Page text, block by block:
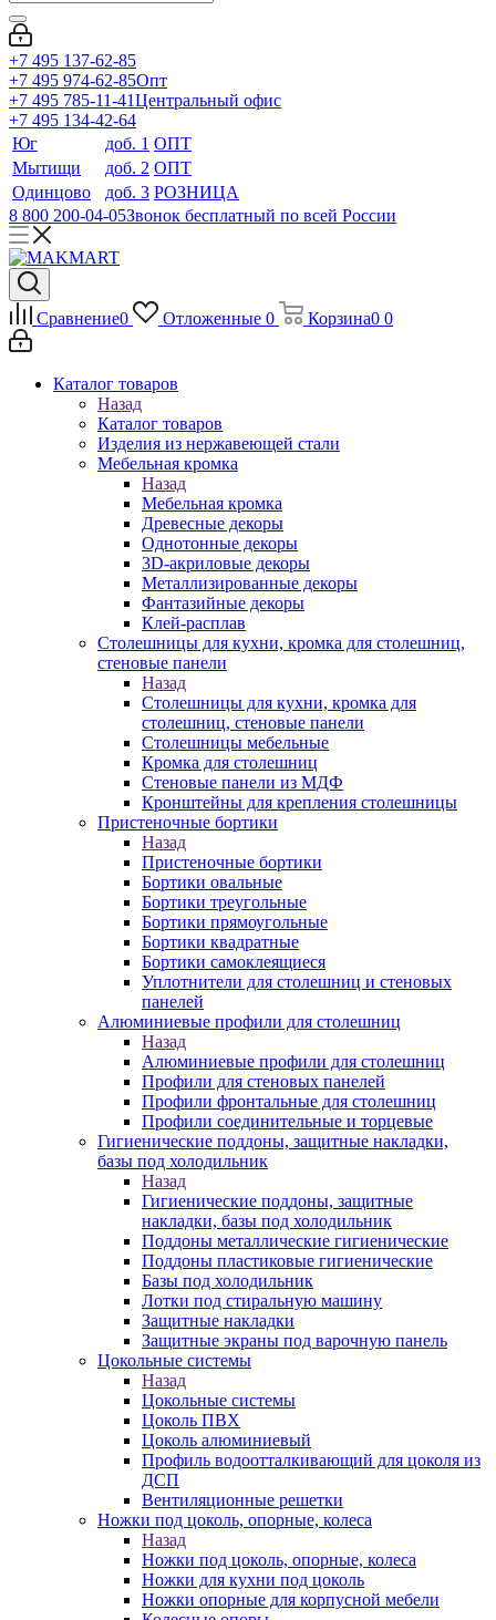
+7 495 137-62-85
+7 495 974-62-85Опт
+7 495 785-11-41Центральный офис
+7 495 134-42-64
Юг
доб. 1 ОПТ
Мытищи
доб. 2 ОПТ
Одинцово
доб. 3 РОЗНИЦА
8 800 200-04-05Звонок бесплатный по всей России
Сравнение0 Отложенные 0 Корзина0 0
Каталог товаров
Назад
Каталог товаров
Изделия из нержавеющей стали
Мебельная кромка
Назад
Мебельная кромка
Древесные декоры
Однотонные декоры
3D-акриловые декоры
Металлизированные декоры
Фантазийные декоры
Клей-расплав
Столешницы для кухни, кромка для столешниц,
стеновые панели
Назад
Столешницы для кухни, кромка для
столешниц, стеновые панели
Столешницы мебельные
Кромка для столешниц
Стеновые панели из МДФ
Кронштейны для крепления столешницы
Пристеночные бортики
Назад
Пристеночные бортики
Бортики овальные
Бортики треугольные
Бортики прямоугольные
Бортики квадратные
Бортики самоклеящиеся
Уплотнители для столешниц и стеновых
панелей
Алюминиевые профили для столешниц
Назад
Алюминиевые профили для столешниц
Профили для стеновых панелей
Профили фронтальные для столешниц
Профили соединительные и торцевые
Гигиенические поддоны, защитные накладки,
базы под холодильник
Назад
Гигиенические поддоны, защитные
накладки, базы под холодильник
Поддоны металлические гигиенические
Поддоны пластиковые гигиенические
Базы под холодильник
Лотки под стиральную машину
Защитные накладки
Защитные экраны под варочную панель
Цокольные системы
Назад
Цокольные системы
Цоколь ПВХ
Цоколь алюминиевый
Профиль водоотталкивающий для цоколя из
ДСП
Вентиляционные решетки
Ножки под цоколь, опорные, колеса
Назад
Ножки под цоколь, опорные, колеса
Ножки для кухни под цоколь
Ножки опорные для корпусной мебели